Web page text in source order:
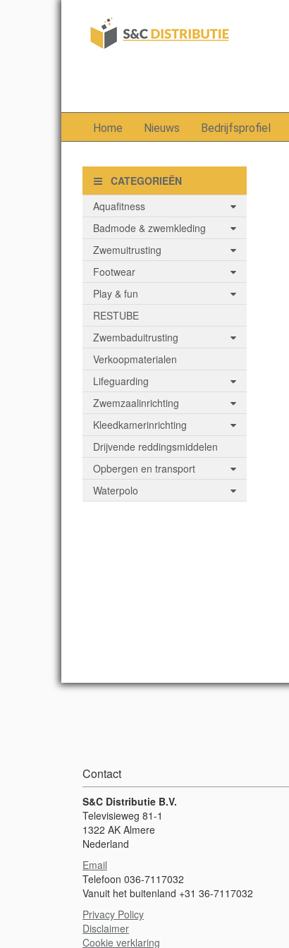
Home Nieuws Bedrijfsprofiel
CATEGORIEËN
Aquafitness
Badmode & zwemkleding
Zwemuitrusting
Footwear
Play & fun
RESTUBE
Zwembaduitrusting
Verkoopmaterialen
Lifeguarding
Zwemzaalinrichting
Kleedkamerinrichting
Drijvende reddingsmiddelen
Opbergen en transport
Waterpolo
Contact
S&C Distributie B.V.
Televisieweg 81-1
1322 AK Almere
Nederland
Email
Telefoon 036-7117032
Vanuit het buitenland +31 36-7117032
Privacy Policy
Disclaimer
Cookie verklaring